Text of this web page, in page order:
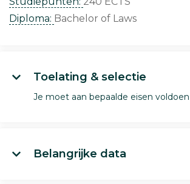
Diploma: Bachelor of Laws
Toelating & selectie
Je moet aan bepaalde eisen voldoen
Belangrijke data